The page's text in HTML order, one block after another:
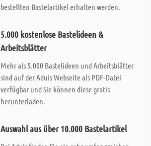
bestellten Bastelartikel erhalten werden.
5.000 kostenlose Bastelideen &
Arbeitsblätter
Mehr als 5.000 Bastelideen und Arbeitsblätter
sind auf der Aduis Webseite als PDF-Datei
verfügbar und Sie können diese gratis
herunterladen.
Auswahl aus über 10.000 Bastelartikel